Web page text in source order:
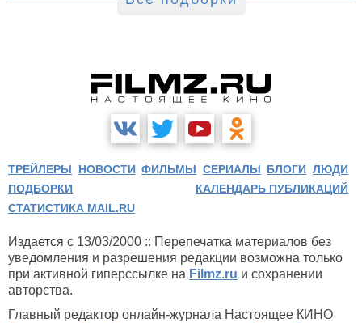
ТРЕЙЛЕРЫ НОВОСТИ ФИЛЬМЫ СЕРИАЛЫ БЛОГИ ЛЮДИ
ПОДБОРКИ
КАЛЕНДАРЬ ПУБЛИКАЦИЙ
СТАТИСТИКА MAIL.RU
Издается с 13/03/2000 :: Перепечатка материалов без
уведомления и разрешения редакции возможна только
при активной гиперссылке на Filmz.ru и сохранении
авторства.
Главный редактор онлайн-журнала Настоящее КИНО